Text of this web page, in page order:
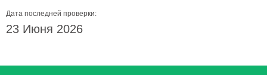
Дата последней проверки:
23 Июня 2026